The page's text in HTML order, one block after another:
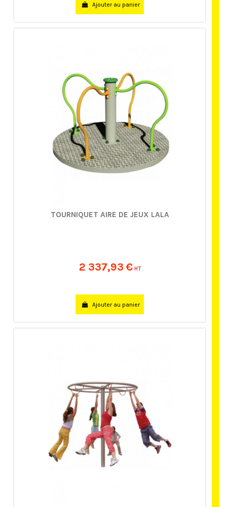
Ajouter au panier
TOURNIQUET AIRE DE JEUX LALA
2 337,93 € HT
Ajouter au panier